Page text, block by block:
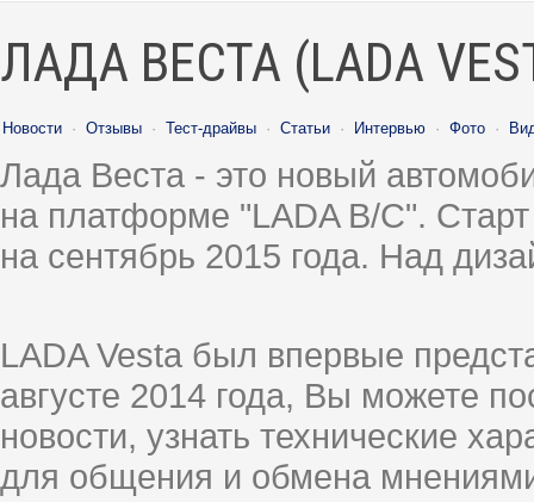
ЛАДА ВЕСТА (LADA
Новости · Отзывы · Тест-драйвы · Статьи · Интервью · Фото ·
Лада Веста - это новый
на платформе "LADA B/C".
на сентябрь 2015 года. Над
LADA Vesta был впервые
августе 2014 года, Вы можете
новости, узнать технические
для общения и обмена